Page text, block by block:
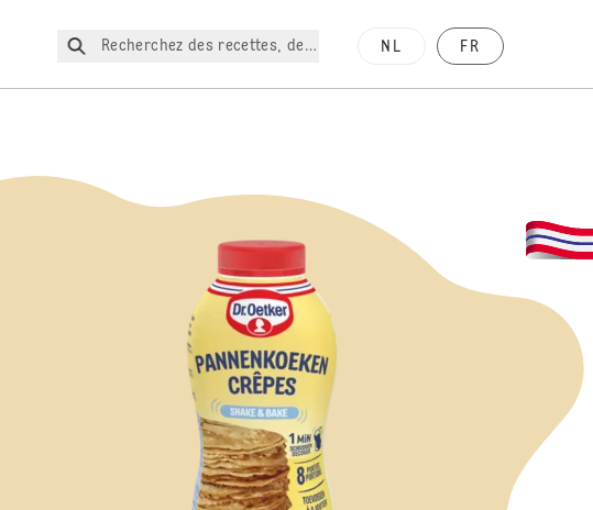
Recherchez des recettes, des produits, etc.
NL FR